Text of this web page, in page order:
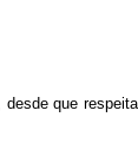
que